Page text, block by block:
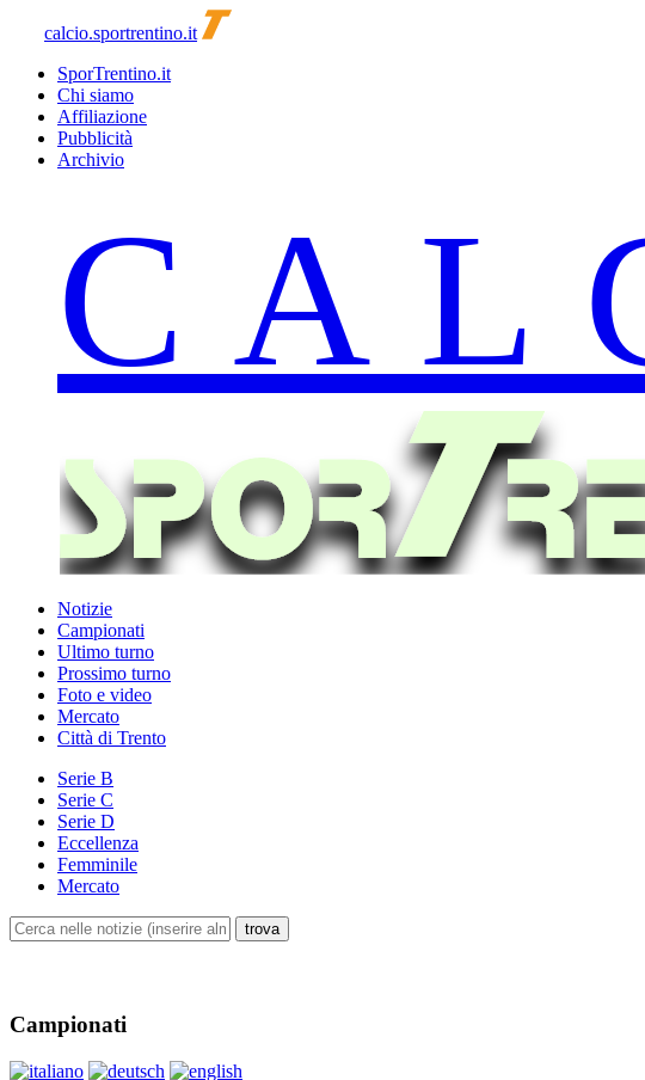
calcio.sportrentino.it
SporTrentino.it
Chi siamo
Affiliazione
Pubblicità
Archivio
Notizie
Campionati
Ultimo turno
Prossimo turno
Foto e video
Mercato
Città di Trento
Serie B
Serie C
Serie D
Eccellenza
Femminile
Mercato
Campionati